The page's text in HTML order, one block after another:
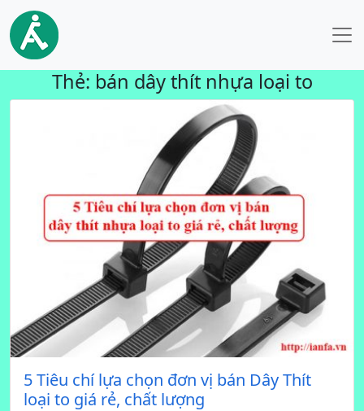
Thẻ: bán dây thít nhựa loại to
5 Tiêu chí lựa chọn đơn vị bán Dây Thít
loại to giá rẻ, chất lượng